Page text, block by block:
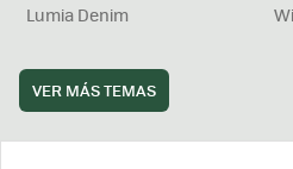
Lumia Denim
VER MÁS TEMAS